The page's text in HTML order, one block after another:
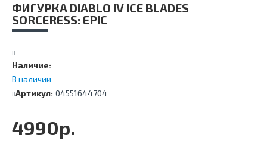
ФИГУРКА DIABLO IV ICE BLADES
SORCERESS: EPIC
Наличие:
В наличии
Артикул: 04551644704
4990р.